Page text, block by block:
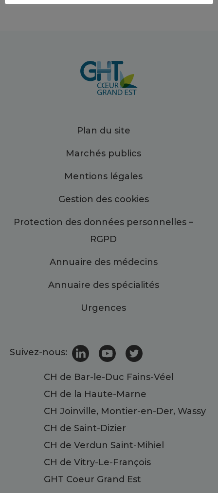
Plan du site
Marchés publics
Mentions légales
Gestion des cookies
Protection des données personnelles –
RGPD
Annuaire des médecins
Annuaire des spécialités
Urgences
Suivez-nous:
CH de Bar-le-Duc Fains-Véel
CH de la Haute-Marne
CH Joinville, Montier-en-Der, Wassy
CH de Saint-Dizier
CH de Verdun Saint-Mihiel
CH de Vitry-Le-François
GHT Coeur Grand Est